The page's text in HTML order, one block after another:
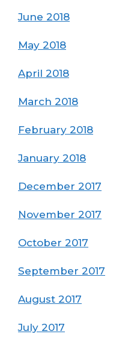
June 2018
May 2018
April 2018
March 2018
February 2018
January 2018
December 2017
November 2017
October 2017
September 2017
August 2017
July 2017